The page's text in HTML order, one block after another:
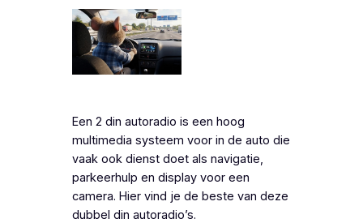
Een 2 din autoradio is een hoog
multimedia systeem voor in de auto die
vaak ook dienst doet als navigatie,
parkeerhulp en display voor een
camera. Hier vind je de beste van deze
dubbel din autoradio’s.